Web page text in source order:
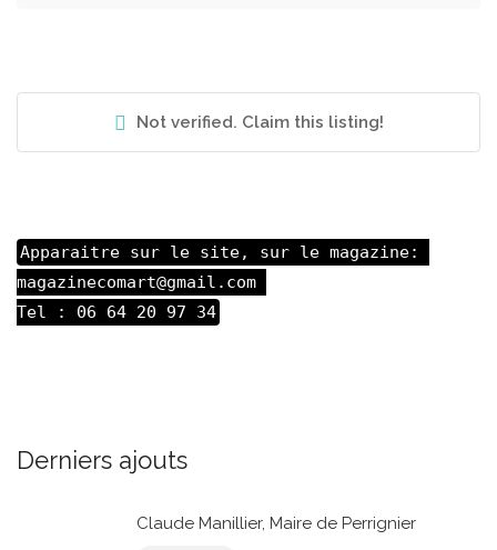
Not verified. Claim this listing!
Apparaitre sur le site, sur le magazine:
magazinecomart@gmail.com
Tel : 06 64 20 97 34
Derniers ajouts
Claude Manillier, Maire de Perrignier